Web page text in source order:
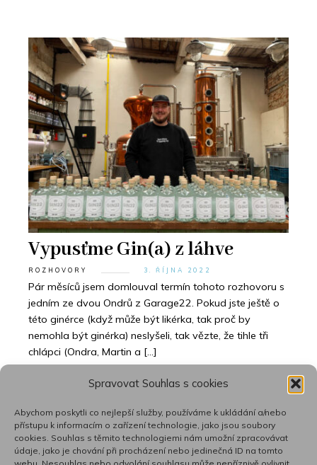
Spravovat Souhlas s cookies
Abychom poskytli co nejlepší služby, používáme k ukládání a/nebo
přístupu k informacím o zařízení technologie, jako jsou soubory
cookies. Souhlas s těmito technologiemi nám umožní zpracovávat
údaje, jako je chování při procházení nebo jedinečná ID na tomto
Vypusťme Gin(a) z láhve
ROZHOVORY 3. ŘÍJNA 2022
Pár měsíců jsem domlouval termín tohoto rozhovoru s
jedním ze dvou Ondrů z Garage22. Pokud jste ještě o
této ginérce (když může být likérka, tak proč by
nemohla být ginérka) neslyšeli, tak vězte, že tihle tři
chlápci (Ondra, Martin a […]
⟨ 1 … 4 5 6 7 ⟩